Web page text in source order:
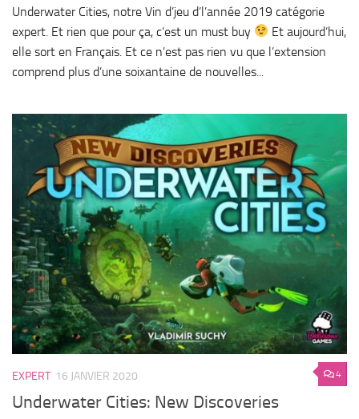
Underwater Cities, notre Vin d’jeu d’l’année 2019 catégorie
expert. Et rien que pour ça, c’est un must buy
Et aujourd’hui,
elle sort en Français. Et ce n’est pas rien vu que l’extension
comprend plus d’une soixantaine de nouvelles...
4
EXPERT 16 JANVIER 2020
Underwater Cities: New Discoveries